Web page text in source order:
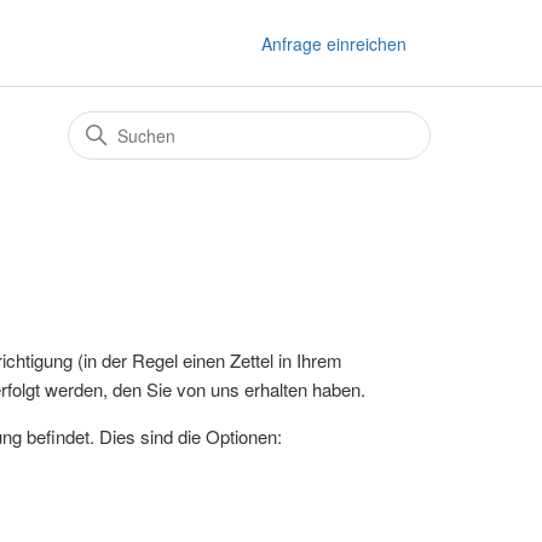
Anfrage einreichen
(in der Regel einen Zettel in Ihrem
werden, den Sie von uns erhalten haben.
befindet. Dies sind die Optionen: